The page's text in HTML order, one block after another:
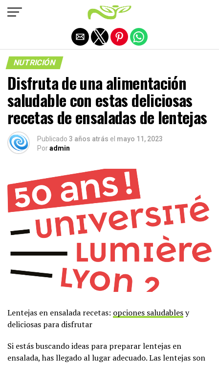
NUTRICIÓN
Disfruta de una alimentación
saludable con estas deliciosas
recetas de ensaladas de lentejas
Publicado 3 años atrás el mayo 11, 2023
Poradmin
Lentejas en ensalada recetas: opciones saludablesy
deliciosas para disfrutar
Si estás buscando ideas para preparar lentejas en
ensalada, has llegado al lugar adecuado. Las lentejas son
Salir de la versión móvil